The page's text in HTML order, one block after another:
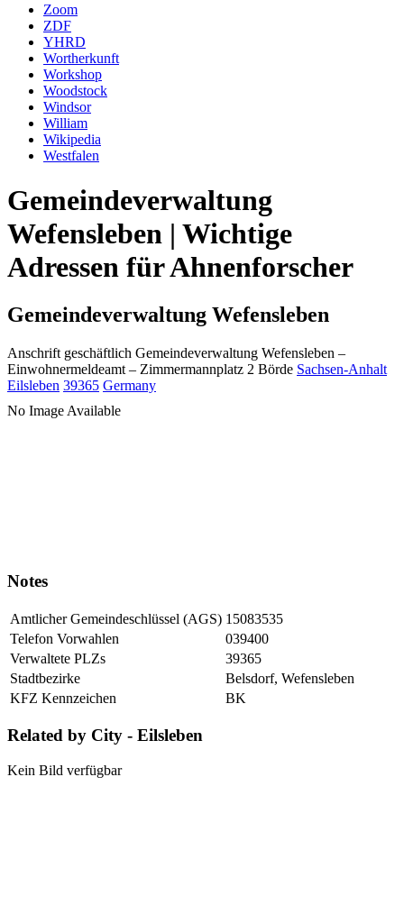
Zoom
ZDF
YHRD
Wortherkunft
Workshop
Woodstock
Windsor
William
Wikipedia
Westfalen
Gemeindeverwaltung
Wefensleben | Wichtige
Adressen für Ahnenforscher
Gemeindeverwaltung Wefensleben
Anschrift geschäftlich Gemeindeverwaltung Wefensleben –
Einwohnermeldeamt – Zimmermannplatz 2 Börde Sachsen-Anhalt
Eilsleben 39365 Germany
No Image Available
Notes
Amtlicher Gemeindeschlüssel (AGS) 15083535
Telefon Vorwahlen
039400
Verwaltete PLZs
39365
Stadtbezirke
Belsdorf, Wefensleben
KFZ Kennzeichen
BK
Related by City - Eilsleben
Kein Bild verfügbar